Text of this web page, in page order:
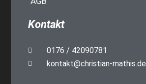
Kontakt
0176 / 42090781
kontakt@christian-mathis.de